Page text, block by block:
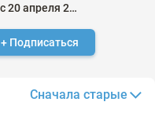
с 20 апреля 2016
+ Подписаться
Сначала старые